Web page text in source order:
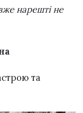
нарешті не
та